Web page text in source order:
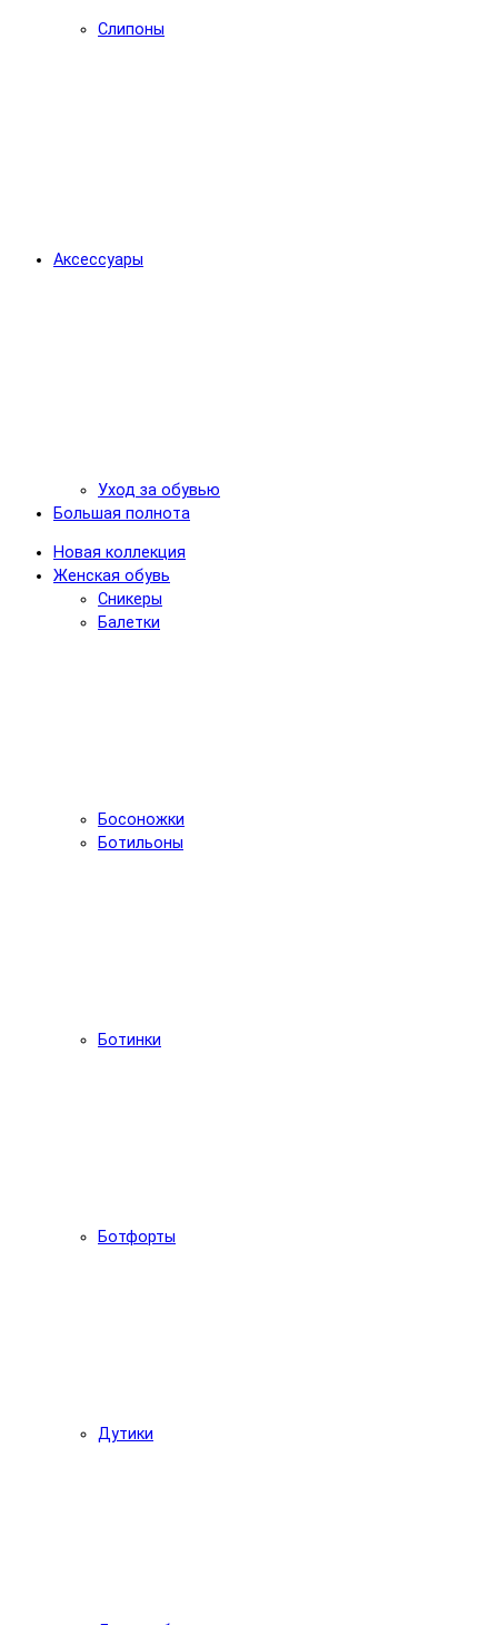
Слипоны
Аксессуары
Уход за обувью
Большая полнота
Новая коллекция
Женская обувь
Сникеры
Балетки
Босоножки
Ботильоны
Ботинки
Ботфорты
Дутики